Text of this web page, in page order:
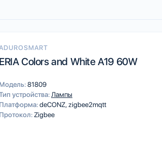
ERIA Colors and White A19 60W
Модель:81809
устройства: Лампы
Платформа:deCONZzigbee2mqtt
Протокол: Zigbee